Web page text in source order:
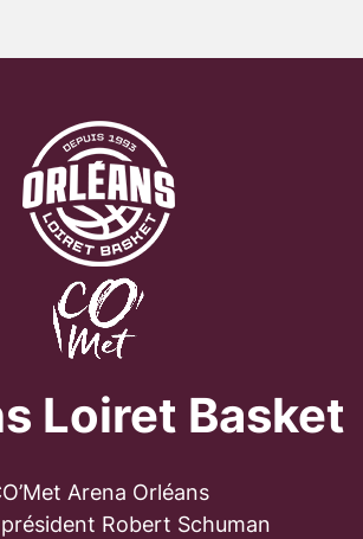
Loiret Basket
Arena Orléans
Robert Schuman